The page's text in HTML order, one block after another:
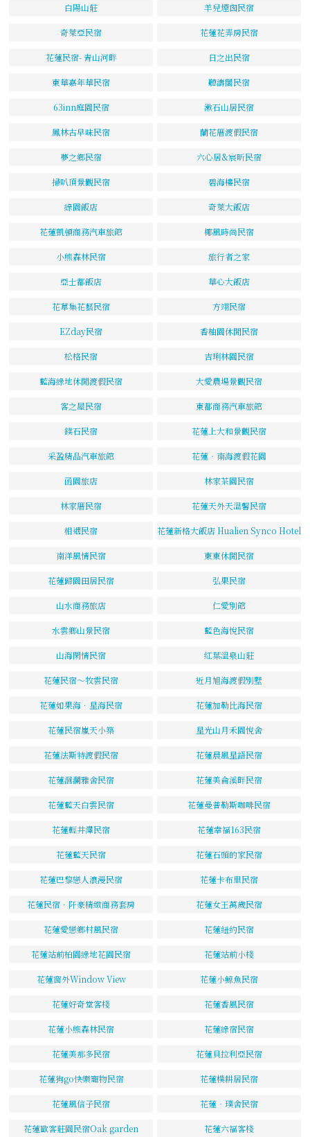
白陽山莊 羊兒煙囪民宿
奇萊亞民宿 花蓮花弄房民宿
花蓮民宿- 青山河畔 日之出民宿
東華嘉年華民宿 聽濤閣民宿
63inn庭園民宿 漱石山居民宿
鳳林古早味民宿 蘭花厝渡假民宿
夢之鄉民宿 六心居&宸昕民宿
掃叭頂景觀民宿 碧海樓民宿
綠園飯店 奇萊大飯店
花蓮凱頓商務汽車旅館 椰風時尚民宿
小熊森林民宿 旅行者之家
亞士都飯店 華心大飯店
花草集花藝民宿 方翊民宿
EZday民宿 香柚園休閒民宿
松格民宿 吉琍林園民宿
藍海綠地休閒渡假民宿 大愛農場景觀民宿
客之屋民宿 東都商務汽車旅館
鏷石民宿 花蓮上大和景觀民宿
采盈精品汽車旅館 花蓮‧南海渡假花園
函園旅店 林家茶園民宿
林家厝民宿 花蓮天外天溫馨民宿
相遇民宿 花蓮新格大飯店 Hualien Synco Hotel
南洋風情民宿 東東休閒民宿
花蓮歸園田居民宿 弘果民宿
山水商務旅店 仁愛別館
水雲鄉山景民宿 藍色海悅民宿
山海閑情民宿 紅葉溫泉山莊
花蓮民宿～牧雲民宿 近月旭海渡假別墅
花蓮如果海．星海民宿 花蓮加勒比海民宿
花蓮民宿嵐天小築 星光山月禾園悅舍
花蓮法斯特渡假民宿 花蓮晨風星語民宿
花蓮洄瀾雅舍民宿 花蓮美侖溪畔民宿
花蓮藍天白雲民宿 花蓮曼普勒斯咖啡民宿
花蓮輕井澤民宿 花蓮幸福163民宿
花蓮藍天民宿 花蓮石頭的家民宿
花蓮巴黎戀人浪漫民宿 花蓮卡布里民宿
花蓮民宿．阡豪精緻商務套房 花蓮女王萬歲民宿
花蓮愛戀鄉村風民宿 花蓮紐約民宿
花蓮站前柏園綠地花園民宿 花蓮站前小棧
花蓮窗外Window View 花蓮小鯨魚民宿
花蓮好奇堂客棧 花蓮香風民宿
花蓮小熊森林民宿 花蓮綠宿民宿
花蓮美那多民宿 花蓮貝拉利亞民宿
花蓮狗go快樂寵物民宿 花蓮樸耕居民宿
花蓮風信子民宿 花蓮‧璞舍民宿
花蓮歐客莊園民宿Oak garden 花蓮六福客棧